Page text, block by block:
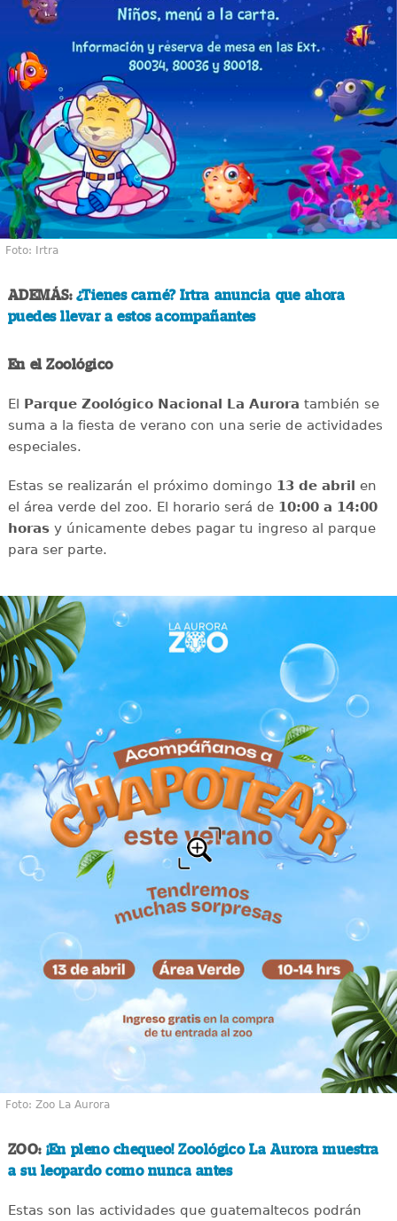
Foto: Irtra
ADEMÁS: ¿Tienes carné? Irtra anuncia que ahora
puedes llevar a estos acompañantes
En el Zoológico
El Parque Zoológico Nacional La Aurora también se
suma a la fiesta de verano con una serie de actividades
especiales.
Estas se realizarán el próximo domingo 13 de abril en
el área verde del zoo. El horario será de 10:00 a 14:00
horasy únicamente debes pagar tu ingreso al parque
para ser parte.
Foto: Zoo La Aurora
ZOO: ¡En pleno chequeo! Zoológico La Aurora muestra
a su leopardo como nunca antes
Estas son las actividades que guatemaltecos podrán